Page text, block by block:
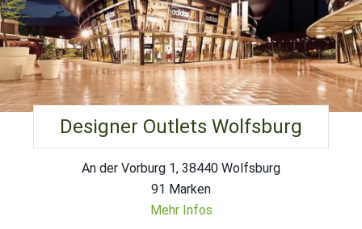
Designer Outlets Wolfsburg
An der Vorburg 1, 38440 Wolfsburg
91 Marken
Mehr Infos